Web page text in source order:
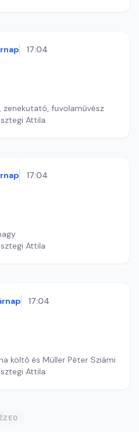
17:04
zenekutató, fuvolaművész
Attila
17:04
Attila
17:04
költő és Müller Péter Sziámi
Attila